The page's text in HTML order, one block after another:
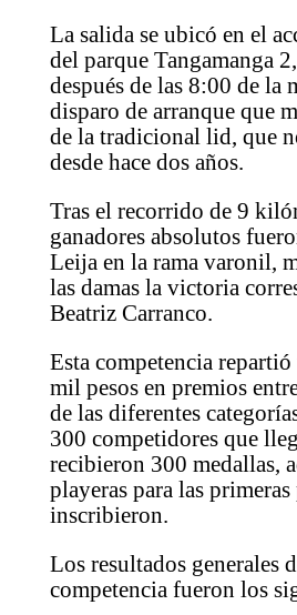
La salida se ubicó en el
del parque Tangamanga
después de las 8:00 de la
disparo de arranque que
de la tradicional lid, que
desde hace dos años.
Tras el recorrido de 9
ganadores absolutos
Leija en la rama varonil,
las damas la victoria
Beatriz Carranco.
Esta competencia
mil pesos en premios
de las diferentes
300 competidores que
recibieron 300 medallas,
playeras para las primeras
inscribieron.
Los resultados generales
competencia fueron los